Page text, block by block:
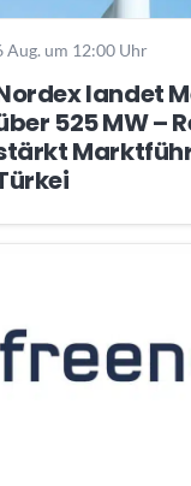
Aug. um 12:00 Uhr
landet
525 MW –